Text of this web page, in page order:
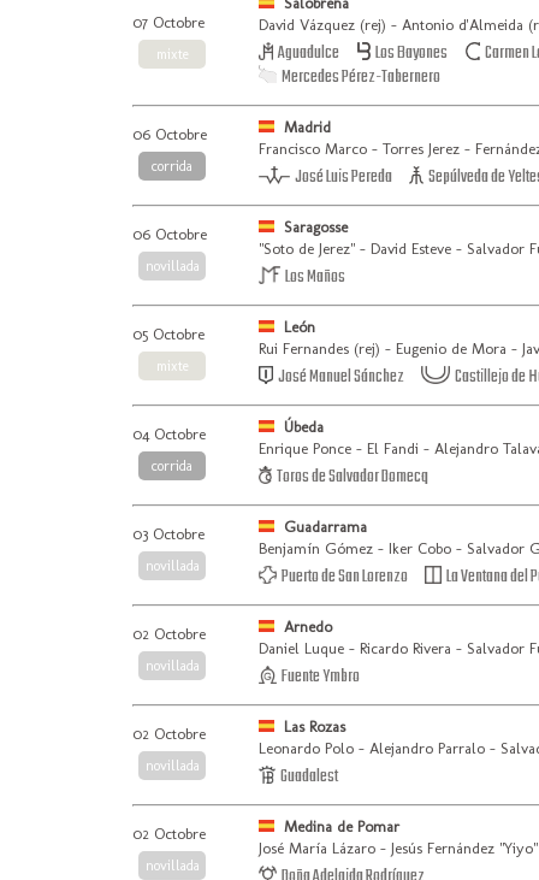
07 Octobre
mixte
David Vázquez (rej) - Antonio d'Almeida
Aguadulce Los Bayones
Carmen
Mercedes Pérez-Tabernero
06 Octobre
corrida
Madrid
Francisco Marco - Torres Jerez -
José Luis Pereda Sepúlveda de
06 Octobre
novillada
Saragosse
"Soto de Jerez" - David Esteve - Salvador
Los Maños
05 Octobre
mixte
León
Rui Fernandes (rej) - Eugenio de Mora -
José Manuel Sánchez Castillejo de
04 Octobre
corrida
Úbeda
Enrique Ponce - El Fandi - Alejandro
Toros de Salvador Domecq
03 Octobre
novillada
Guadarrama
Benjamín Gómez - Iker Cobo - Salvador
Puerto de San Lorenzo La Ventana del
02 Octobre
novillada
Arnedo
Daniel Luque - Ricardo Rivera - Salvador
Fuente Ymbro
02 Octobre
novillada
Las Rozas
Leonardo Polo - Alejandro Parralo -
Guadalest
02 Octobre
novillada
Medina de Pomar
José María Lázaro - Jesús Fernández